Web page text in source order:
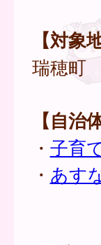
【対象
瑞穂町
【自治
・ 子育
・ あす